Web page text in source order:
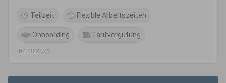
Teilzeit Flexible Arbeitszeiten
Onboarding Tarifvergütung
04.08.2026